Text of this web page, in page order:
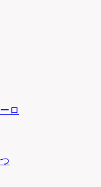
ロ